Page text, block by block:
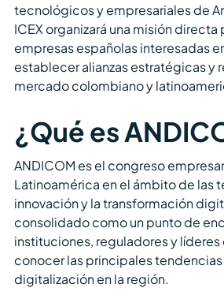
tecnológicos y empresariales de
ICEX organizará una misión
empresas españolas interesadas
establecer alianzas estratégicas y
mercado colombiano y
¿Qué es
ANDICOM es el congreso
Latinoamérica en el ámbito de las
innovación y la transformación
consolidado como un punto de
instituciones, reguladores y
conocer las principales
digitalización en la región.